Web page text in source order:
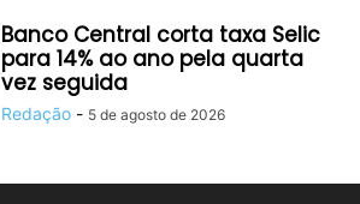
Banco Central corta taxa Selic
para 14% ao ano pela quarta
vez seguida
Redação - 5 de agosto de 2026